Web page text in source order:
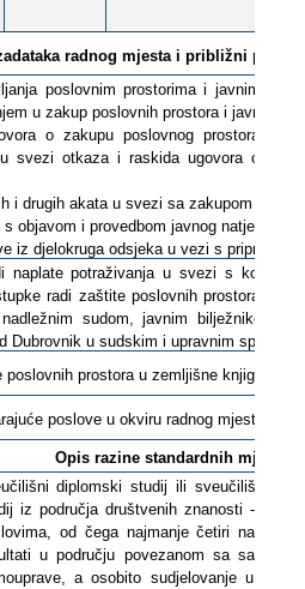
radnog mjesta ipribližni
poslovnim prostorima i javnim
u zakup poslovnih prostora i javnih
o zakupu poslovnog prostora i
svezi otkaza i raskida ugovora o
i drugih akata u svezi sa zakupom
objavom i provedbom javnog natječaja
iz djelokruga odsjeka u vezi s
naplate potraživanja u svezi s
radi zaštite poslovnih prostora i
sudom, javnim bilježnikom,
Dubrovnik u sudskim i upravnim
prostora u zemljišne knjige.
poslove u okviru radnog mjesta, po
Opis razine standardnih mjerila
diplomski studij ili sveučilišni
iz područja društvenih znanosti -
od čega najmanje četiri na
u području povezanom sa
a osobito sudjelovanje u